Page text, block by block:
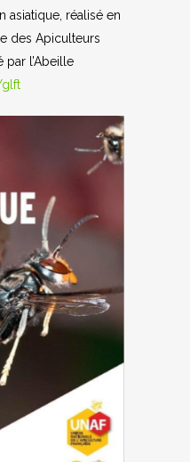
asiatique, réalisé en
des Apiculteurs
par l’Abeille